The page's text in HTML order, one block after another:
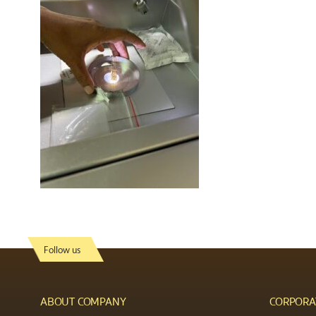
Follow us
ABOUT COMPANY